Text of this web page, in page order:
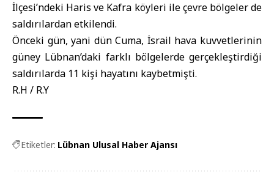
İlçesi’ndeki Haris ve Kafra köyleri ile çevre bölgeler de
saldırılardan etkilendi.
Önceki gün, yani dün Cuma, İsrail hava kuvvetlerinin
güney Lübnan’daki farklı bölgelerde gerçekleştirdiği
saldırılarda 11 kişi hayatını kaybetmişti.
R.H / R.Y
Etiketler: Lübnan Ulusal Haber Ajansı